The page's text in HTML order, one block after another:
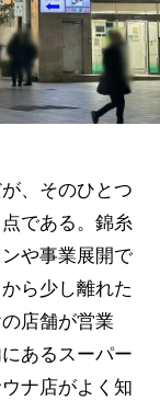
、そのひとつ
である。錦糸
や事業展開で
ら少し離れた
店舗が営業
あるスーパー
ナ店がよく知